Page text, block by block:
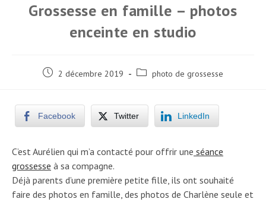
Grossesse en famille – photos
enceinte en studio
Post 2 décembre 2019
Post photo de grossesse
Facebook Twitter LinkedIn
C’est Aurélien qui m’a contacté pour offrir une séance
grossesse à sa compagne.
Déjà parents d’une première petite fille, ils ont souhaité
faire des photos en famille, des photos de Charlène seule et